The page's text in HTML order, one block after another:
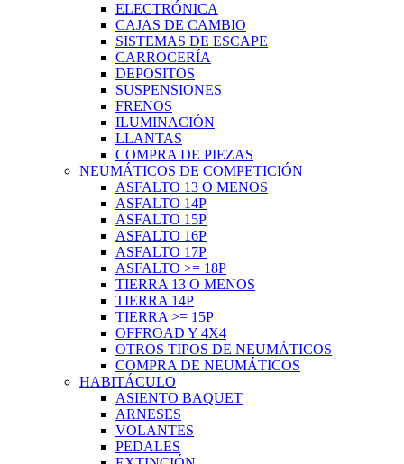
ELECTRÓNICA
CAJAS DE CAMBIO
SISTEMAS DE ESCAPE
CARROCERÍA
DEPOSITOS
SUSPENSIONES
FRENOS
ILUMINACIÓN
LLANTAS
COMPRA DE PIEZAS
NEUMÁTICOS DE COMPETICIÓN
ASFALTO 13 O MENOS
ASFALTO 14P
ASFALTO 15P
ASFALTO 16P
ASFALTO 17P
ASFALTO >= 18P
TIERRA 13 O MENOS
TIERRA 14P
TIERRA >= 15P
OFFROAD Y 4X4
OTROS TIPOS DE NEUMÁTICOS
COMPRA DE NEUMÁTICOS
HABITÁCULO
ASIENTO BAQUET
ARNESES
VOLANTES
PEDALES